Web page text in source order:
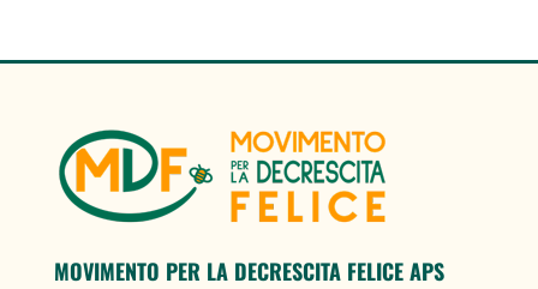
MOVIMENTO PER LA DECRESCITA FELICE APS